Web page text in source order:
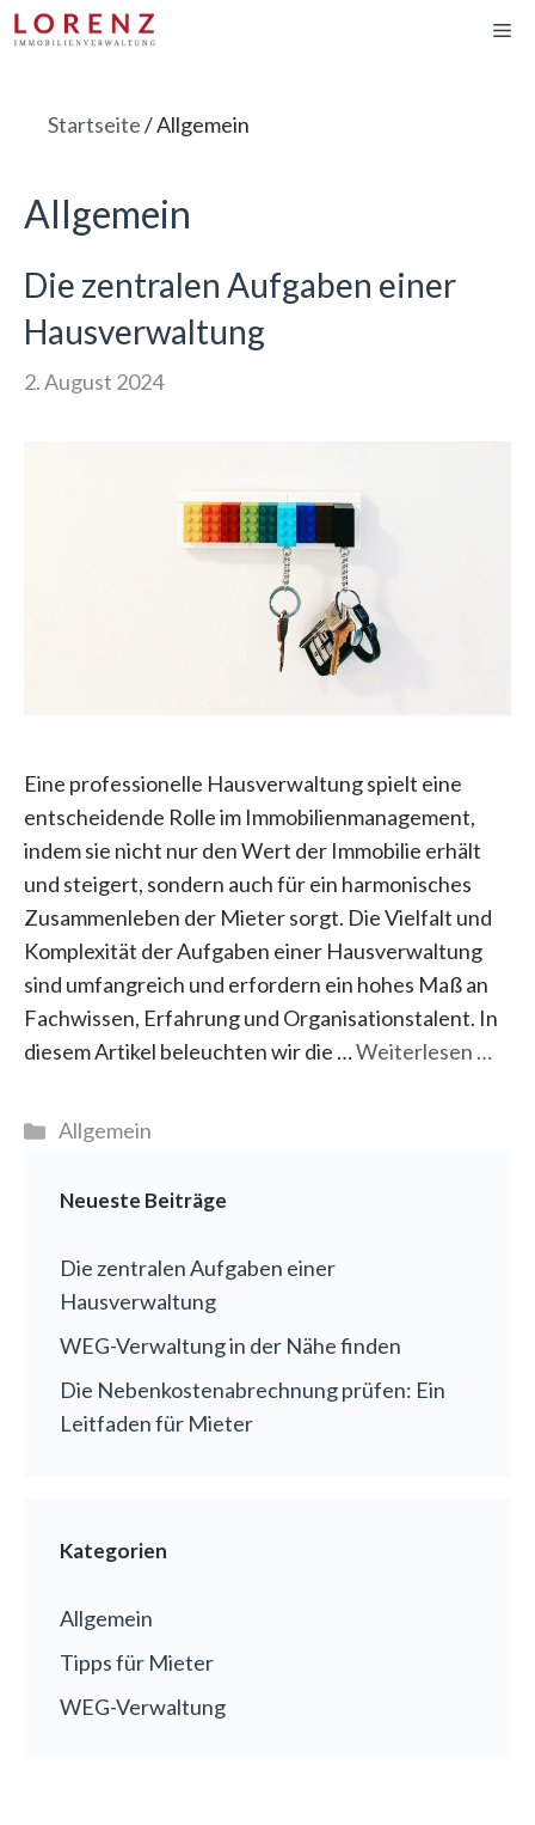
Zum
Inhalt
Startseite/Allgemein
Allgemein
Die zentralen Aufgaben einer
Hausverwaltung
2. August 2024
Eine professionelle Hausverwaltung spielt eine
entscheidende Rolle im Immobilienmanagement,
indem sie nicht nur den Wert der Immobilie erhält
und steigert, sondern auch für ein harmonisches
Zusammenleben der Mieter sorgt. Die Vielfalt und
Komplexität der Aufgaben einer Hausverwaltung
sind umfangreich und erfordern ein hohes Maß an
Fachwissen, Erfahrung und Organisationstalent. In
diesem Artikel beleuchten wir die …Weiterlesen …
Kategorien
Allgemein
Neueste Beiträge
Die zentralen Aufgaben einer
Hausverwaltung
WEG-Verwaltung in der Nähe finden
Die Nebenkostenabrechnung prüfen: Ein
Leitfaden für Mieter
Kategorien
Allgemein
Tipps für Mieter
WEG-Verwaltung